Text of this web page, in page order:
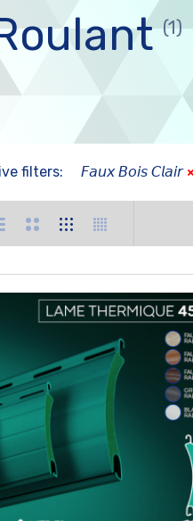
(1)
filters: 𝘍𝘢𝘶𝘹 𝘉𝘰𝘪𝘴 𝘊𝘭𝘢𝘪𝘳